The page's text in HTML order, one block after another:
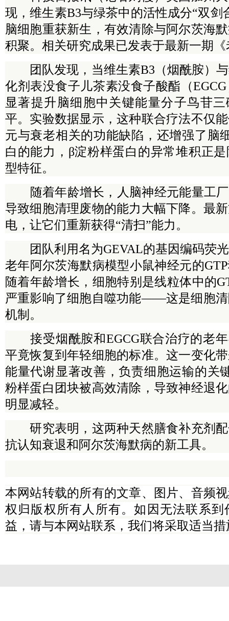
现，维生素B3与绿茶中的活性成分“双剑
脑细胞重获新生，有效清除与阿尔茨海
积聚。相关研究成果已发表于最新一期
团队发现，当维生素B3（烟酰胺）与
化剂表没食子儿茶素没食子酸酯（
显著提升脑细胞中关键能量分子鸟苷三
平。实验数据显示，这种联合疗法不仅
元与衰老相关的功能缺陷，还增强了脑
白的能力，β淀粉样蛋白的异常堆积正
型特征。
随着年龄增长，人脑神经元能量工厂
导致细胞清理废物的能力大幅下降。最
电，让它们重新获得“清扫”能力。
团队利用名为GEVAL的基因编码荧光
老年阿尔茨海默病模型小鼠神经元的
随着年龄增长，细胞特别是线粒体中的
严重影响了细胞自噬功能——这是细胞
机制。
接受烟酰胺和EGCG联合治疗的老年
平竟恢复到年轻细胞的标准。这一变化
能量代谢显著改善，负责细胞运输的关
粉样蛋白团块被高效清除，导致神经退
明显减轻。
研究表明，这两种天然膳食补充剂配
抗认知衰退和阿尔茨海默病的新工具。
本网站转载的所有的文章、图片、音频
权归版权所有人所有。如因无法联系到
益，请与本网站联系，我们将采取适当措